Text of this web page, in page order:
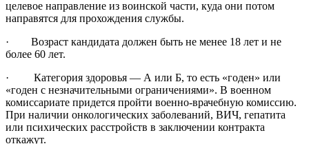
целевое направление из воинской части, куда они потом
направятся для прохождения службы.
· Возраст кандидата должен быть не менее 18 лет и не
более 60 лет.
· Категория здоровья — А или Б, то есть «годен» или
«годен с незначительными ограничениями». В военном
комиссариате придется пройти военно-врачебную комиссию.
При наличии онкологических заболеваний, ВИЧ, гепатита
или психических расстройств в заключении контракта
откажут.